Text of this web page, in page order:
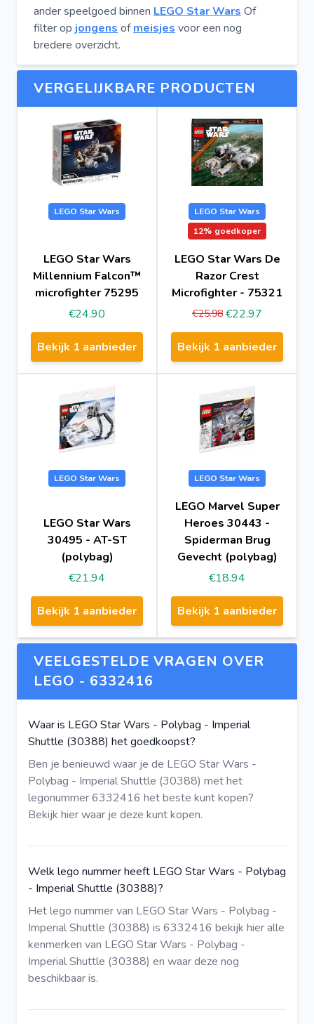
ander speelgoed binnen LEGO Star Wars Of
filter op jongens ofmeisjes voor een nog
bredere overzicht.
VERGELIJKBARE PRODUCTEN
LEGO Star Wars
LEGO Star Wars
Millennium Falcon™
microfighter 75295
€24.90
Bekijk 1 aanbieder
LEGO Star Wars
12% goedkoper
LEGO Star Wars De
Razor Crest
Microfighter - 75321
€25.98 €22.97
Bekijk 1 aanbieder
LEGO Star Wars
LEGO Star Wars
30495 - AT-ST
(polybag)
€21.94
Bekijk 1 aanbieder
LEGO Star Wars
LEGO Marvel Super
Heroes 30443 -
Spiderman Brug
Gevecht (polybag)
€18.94
Bekijk 1 aanbieder
VEELGESTELDE VRAGEN OVER
LEGO - 6332416
Waar is LEGO Star Wars - Polybag - Imperial
Shuttle (30388) het goedkoopst?
Ben je benieuwd waar je de LEGO Star Wars -
Polybag - Imperial Shuttle (30388) met het
legonummer 6332416 het beste kunt kopen?
Bekijk hierwaar je deze kunt kopen.
Welk lego nummer heeft LEGO Star Wars - Polybag
- Imperial Shuttle (30388)?
Het lego nummer van LEGO Star Wars - Polybag -
Imperial Shuttle (30388) is 6332416 bekijk hieralle
kenmerken van LEGO Star Wars - Polybag -
Imperial Shuttle (30388) en waar deze nog
beschikbaar is.